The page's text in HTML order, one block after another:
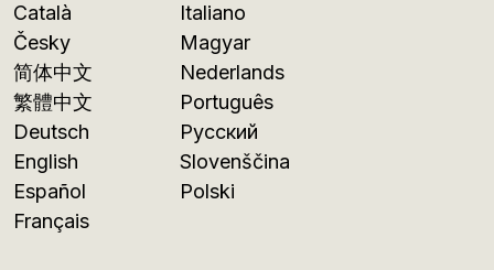
Català
Česky
简体中文
繁體中文
Deutsch
English
Español
Français
Italiano
Magyar
Nederlands
Português
Русский
Slovenščina
Polski